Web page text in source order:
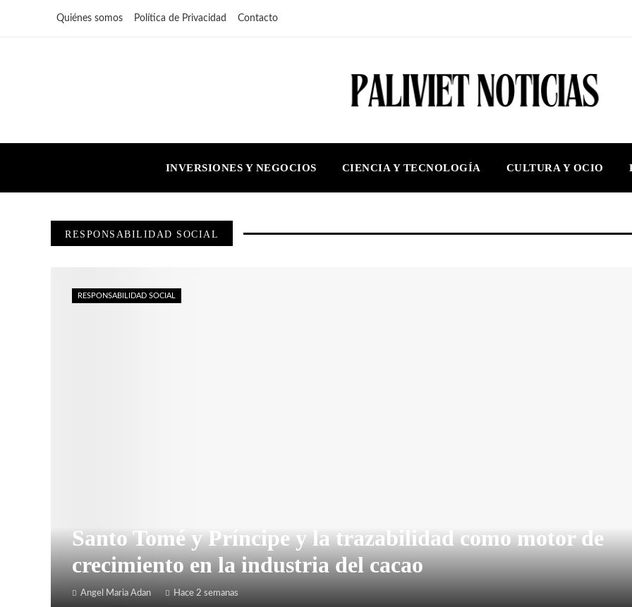
Quiénes somos Política de Privacidad Contacto
INVERSIONES Y NEGOCIOS CIENCIA Y TECNOLOGÍA CULTURA Y OCIO
RESPONSABILIDAD SOCIAL
Santo Tomé y Príncipe y la trazabilidad como motor de
crecimiento en la industria del cacao
Angel Maria Adan Hace 2 semanas
RESPONSABILIDAD SOCIAL